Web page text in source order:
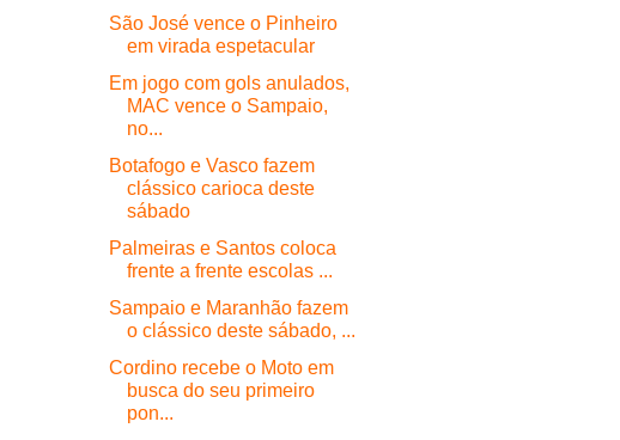
São José vence o Pinheiro
em virada espetacular
Em jogo com gols anulados,
MAC vence o Sampaio,
no...
Botafogo e Vasco fazem
clássico carioca deste
sábado
Palmeiras e Santos coloca
frente a frente escolas ...
Sampaio e Maranhão fazem
o clássico deste sábado, ...
Cordino recebe o Moto em
busca do seu primeiro
pon...